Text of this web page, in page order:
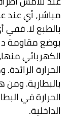
مباشر، أي عند
بالطبع لا. ففي
بوضع مقاومة
الكهربائي
الحرارة
بالبطارية.
الحرارة في
الداخلية.